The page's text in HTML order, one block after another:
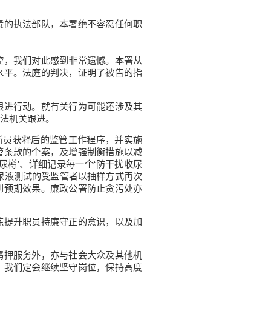
执法部队，本署绝不容忍任何职
我们对此感到非常遗憾。本署从
。法庭的判决，证明了被告的指
行动。就有关行为可能还涉及其
机关跟进。
获释后的监管工作程序，并实施
款的个案，及增强制衡措施以减
’、详细记录每一个‘防干扰收尿
液测试的受监管者以抽样方式再次
期效果。廉政公署防止贪污处亦
升职员持廉守正的意识，以及加
服务外，亦与社会大众及其他机
们定会继续坚守岗位，保持高度